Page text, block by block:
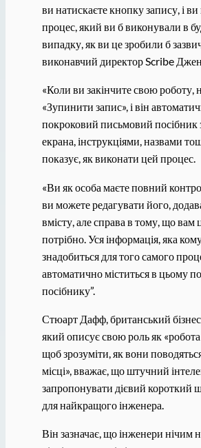
ви натискаєте кнопку запису, і
процес, який ви б виконували в
випадку, як ви це зробили б
виконавчий директор Scribe
«Коли ви закінчите свою роботу,
«Зупинити запис», і він
покроковий письмовий посібник
екрана, інструкціями, назвами
показує, як виконати цей процес.
«Ви як особа маєте повний
ви можете редагувати його,
вмісту, але справа в тому, що вам
потрібно. Уся інформація, яка
знадобиться для того самого
автоматично міститься в цьому
посібнику”.
Стюарт Дафф, британський
який описує свою роль як
щоб зрозуміти, як вони
місці», вважає, що штучний
запропонувати дієвий короткий
для найкращого інженера.
Він зазначає, що інженери нічим